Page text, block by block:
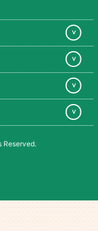
＞
＞
＞
＞
Reserved.